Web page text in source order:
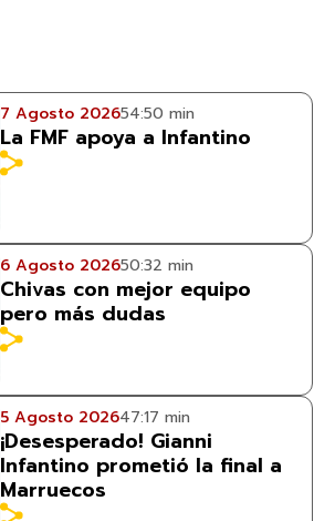
7 Agosto 202654:50 min
La FMF apoya a Infantino
6 Agosto 202650:32 min
Chivas con mejor equipo
pero más dudas
5 Agosto 202647:17 min
¡Desesperado! Gianni
Infantino prometió la final a
Marruecos